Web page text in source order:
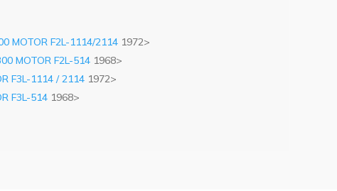
MOTOR F2L-1114/2114 1972>
MOTOR F2L-514 1968>
F3L-1114 / 2114 1972>
F3L-514 1968>